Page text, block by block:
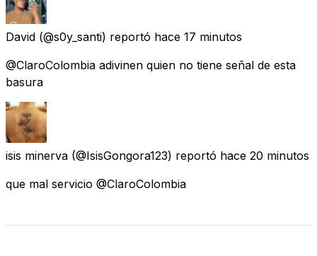
David (@s0y_santi) reportó hace 17 minutos
@ClaroColombia adivinen quien no tiene señal de esta
basura
isis minerva (@IsisGongora123) reportó hace 20 minutos
que mal servicio @ClaroColombia